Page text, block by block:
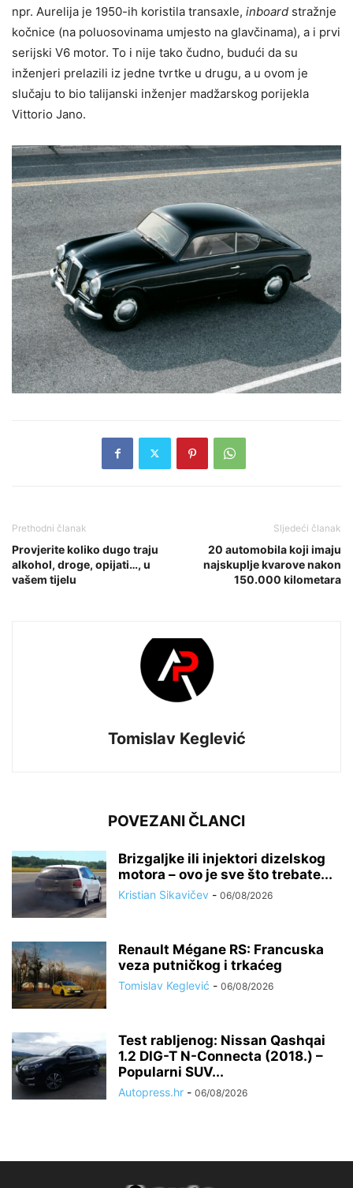
npr. Aurelija je 1950-ih koristila transaxle, inboard stražnje
kočnice (na poluosovinama umjesto na glavčinama), a i prvi
serijski V6 motor. To i nije tako čudno, budući da su
inženjeri prelazili iz jedne tvrtke u drugu, a u ovom je
slučaju to bio talijanski inženjer madžarskog porijekla
Vittorio Jano.
Prethodni članak
Provjerite koliko dugo traju
alkohol, droge, opijati…, u
vašem tijelu
Sljedeći članak
20 automobila koji imaju
najskuplje kvarove nakon
150.000 kilometara
Tomislav Keglević
POVEZANI ČLANCI
Brizgaljke ili injektori dizelskog
motora – ovo je sve što trebate...
Kristian Sikavičev - 06/08/2026
Renault Mégane RS: Francuska
veza putničkog i trkaćeg
Tomislav Keglević - 06/08/2026
Test rabljenog: Nissan Qashqai
1.2 DIG-T N-Connecta (2018.) –
Popularni SUV...
Autopress.hr - 06/08/2026